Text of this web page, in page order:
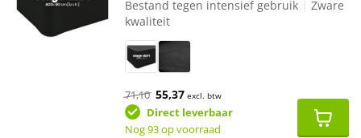
Bestand tegen intensief gebruik |Zware
kwaliteit
71,10 Oorspronkelijke
prijs
was:
55,37Huidige
prijs
is:
excl. btw
Direct leverbaar
Nog 93 op voorraad